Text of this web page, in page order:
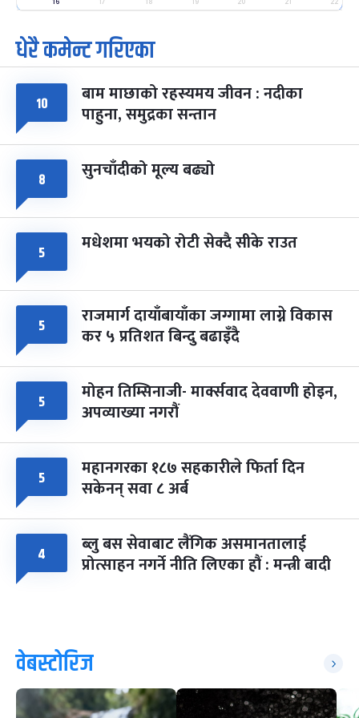
मंगल फाल्गुन २५, २०८३ Mar 9, 2027
७
आइत
पूर्णिमा व्रत
चैत्र ७, २०८३-Mar 21, 2027
८ फागुपूर्णिमा
चैत्र ८, २०८३-Mar 22, 2027
७ महिना बाँकी
धेरै कमेन्ट गरिएका
१० बाम माछाको रहस्यमय जीवन : नदीका
पाहुना, समुद्रका सन्तान
८ सुनचाँदीको मूल्य बढ्यो
५ मधेशमा भयको रोटी सेक्दै सीके राउत
५ राजमार्ग दायाँबायाँका जग्गामा लाग्ने विकास
कर ५ प्रतिशत बिन्दु बढाइँदै
५ मोहन तिम्सिनाजी- मार्क्सवाद देववाणी होइन,
अपव्याख्या नगरौं
५ महानगरका १८७ सहकारीले फिर्ता दिन
सकेनन् सवा ८ अर्ब
४ ब्लु बस सेवाबाट लैंगिक असमानतालाई
प्रोत्साहन नगर्ने नीति लिएका हौं : मन्त्री बादी
वेबस्टोरिज